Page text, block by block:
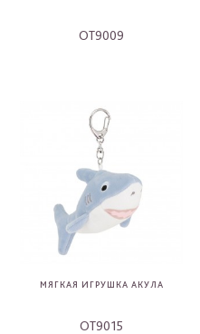
OT9009
МЯГКАЯ ИГРУШКА АКУЛА
OT9015